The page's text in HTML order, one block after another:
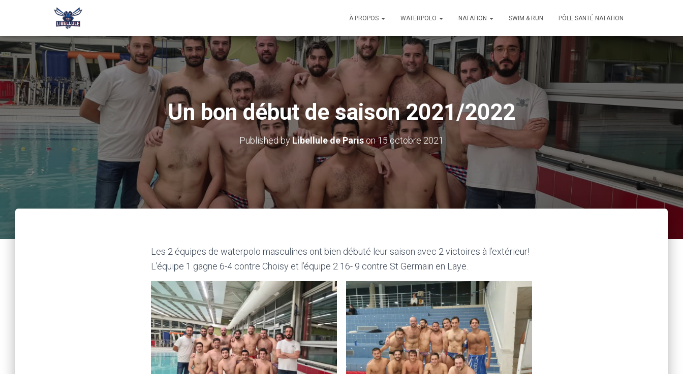
À PROPOS WATERPOLO NATATION SWIM & RUN PÔLE SANTÉ NATATION
Un bon début de saison 2021/2022
Published byLibellule de Parison15 octobre 2021
Les 2 équipes de waterpolo masculines ont bien débuté leur saison avec 2 victoires à l’extérieur!
L’équipe 1 gagne 6-4 contre Choisy et l’équipe 2 16- 9 contre St Germain en Laye.